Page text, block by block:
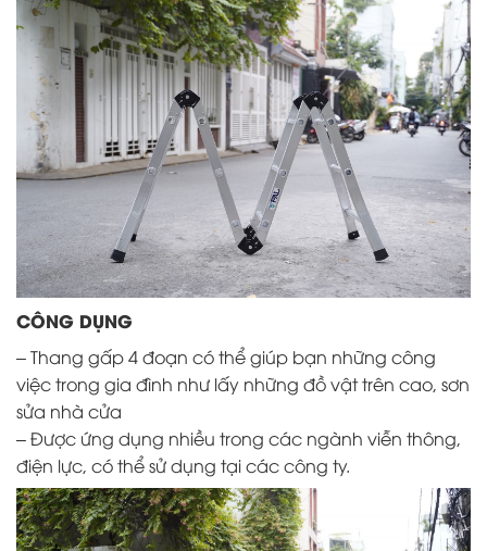
CÔNG DỤNG
– Thang gấp 4 đoạn có thể giúp bạn những công
việc trong gia đình như lấy những đồ vật trên cao, sơn
sửa nhà cửa
– Được ứng dụng nhiều trong các ngành viễn thông,
điện lực, có thể sử dụng tại các công ty.